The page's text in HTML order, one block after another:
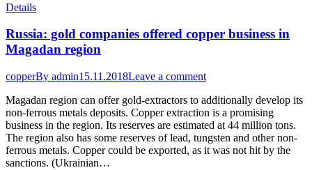
Details
Russia: gold companies offered copper business in
Magadan region
copperBy admin15.11.2018Leave a comment
Magadan region can offer gold-extractors to additionally develop its
non-ferrous metals deposits. Copper extraction is a promising
business in the region. Its reserves are estimated at 44 million tons.
The region also has some reserves of lead, tungsten and other non-
ferrous metals. Copper could be exported, as it was not hit by the
sanctions. (Ukrainian…